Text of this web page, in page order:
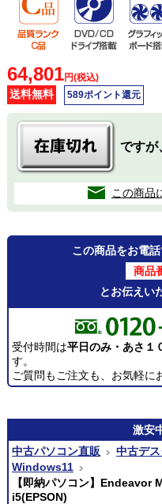
64,801円(税込)
送料無料 589ポイント還元
ですが
この商品
この商品をお電
商品
とお伝えい
受付時間は平日のみ・あさ１
す。
ご質問もご注文も、お気軽に
激安
中古パソコン直販
中古デ
Windows11
【即納パソコン】Endeavor
i5(EPSON)